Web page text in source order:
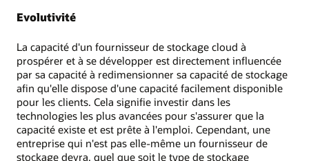
Evolutivité
La capacité d'un fournisseur de stockage cloud à
prospérer et à se développer est directement influencée
par sa capacité à redimensionner sa capacité de stockage
afin qu'elle dispose d'une capacité facilement disponible
pour les clients. Cela signifie investir dans les
technologies les plus avancées pour s'assurer que la
capacité existe et est prête à l'emploi. Cependant, une
entreprise qui n'est pas elle-même un fournisseur de
stockage devra, quel que soit le type de stockage